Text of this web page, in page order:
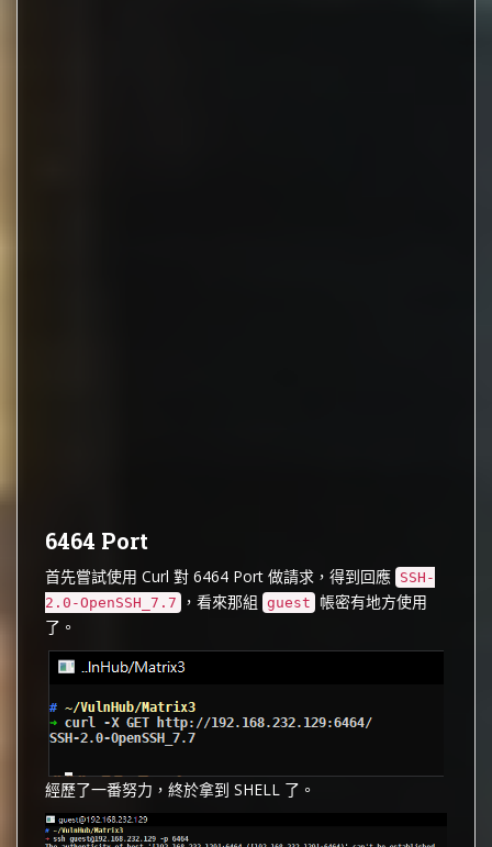
6464 Port
首先嘗試使用 Curl 對 6464 Port 做請求，得到回應 SSH-
2.0-OpenSSH_7.7
，看來那組 guest
帳密有地方使用
了。
經歷了一番努力，終於拿到 SHELL 了。